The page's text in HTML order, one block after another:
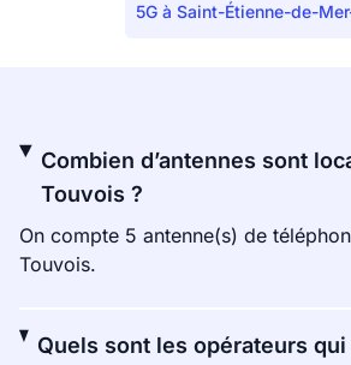
5G à Saint-Étienne-de-
Combien d’antennes sont
Touvois ?
On compte 5 antenne(s) de
Touvois.
Quels sont les opérateurs